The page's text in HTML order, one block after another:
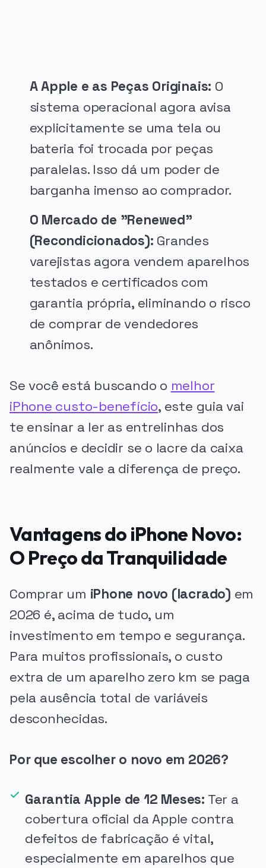
A Apple e as Peças Originais: O
sistema operacional agora avisa
explicitamente se uma tela ou
bateria foi trocada por peças
paralelas. Isso dá um poder de
barganha imenso ao comprador.
O Mercado de "Renewed"
(Recondicionados): Grandes
varejistas agora vendem aparelhos
testados e certificados com
garantia própria, eliminando o risco
de comprar de vendedores
anônimos.
Se você está buscando o melhor
iPhone custo-benefício, este guia vai
te ensinar a ler as entrelinhas dos
anúncios e decidir se o lacre da caixa
realmente vale a diferença de preço.
Vantagens do iPhone Novo:
O Preço da Tranquilidade
Comprar um iPhone novo (lacrado) em
2026 é, acima de tudo, um
investimento em tempo e segurança.
Para muitos profissionais, o custo
extra de um aparelho zero km se paga
pela ausência total de variáveis
desconhecidas.
Por que escolher o novo em 2026?
Garantia Apple de 12 Meses: Ter a
cobertura oficial da Apple contra
defeitos de fabricação é vital,
especialmente em aparelhos que